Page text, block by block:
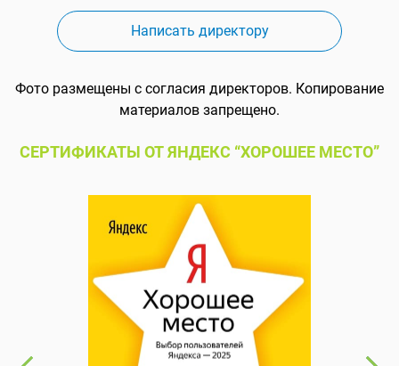
Написать директору
Фото размещены с согласия директоров. Копирование
материалов запрещено.
СЕРТИФИКАТЫ ОТ ЯНДЕКС “ХОРОШЕЕ МЕСТО”